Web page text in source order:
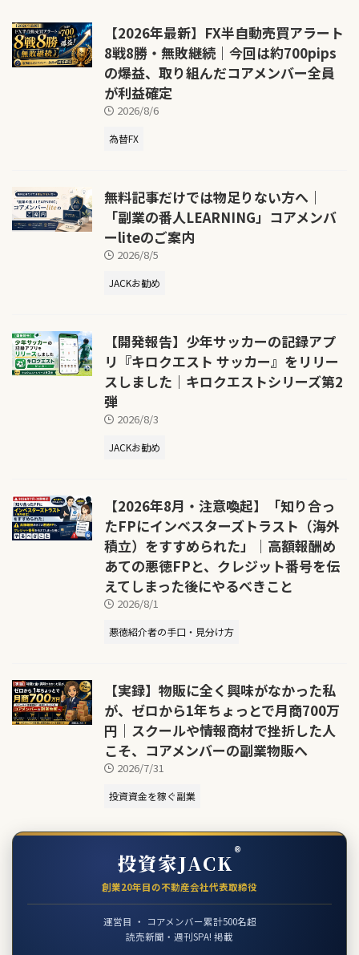
【2026年最新】FX半自動売買アラート
8戦8勝・無敗継続｜今回は約700pips
の爆益、取り組んだコアメンバー全員
が利益確定
2026/8/6
為替FX
無料記事だけでは物足りない方へ｜
「副業の番人LEARNING」コアメンバ
ーliteのご案内
2026/8/5
JACKお勧め
【開発報告】少年サッカーの記録アプ
リ『キロクエスト サッカー』をリリー
スしました｜キロクエストシリーズ第2
弾
2026/8/3
JACKお勧め
【2026年8月・注意喚起】「知り合っ
たFPにインベスターズトラスト（海外
積立）をすすめられた」｜高額報酬め
あての悪徳FPと、クレジット番号を伝
えてしまった後にやるべきこと
2026/8/1
悪徳紹介者の手口・見分け方
【実録】物販に全く興味がなかった私
が、ゼロから1年ちょっとで月商700万
円｜スクールや情報商材で挫折した人
こそ、コアメンバーの副業物販へ
2026/7/31
投資資金を稼ぐ副業
投資家JACK®
創業20年目の不動産会社代表取締役
運営目 ・ コアメンバー累計500名超
読売新聞・週刊SPA! 掲載